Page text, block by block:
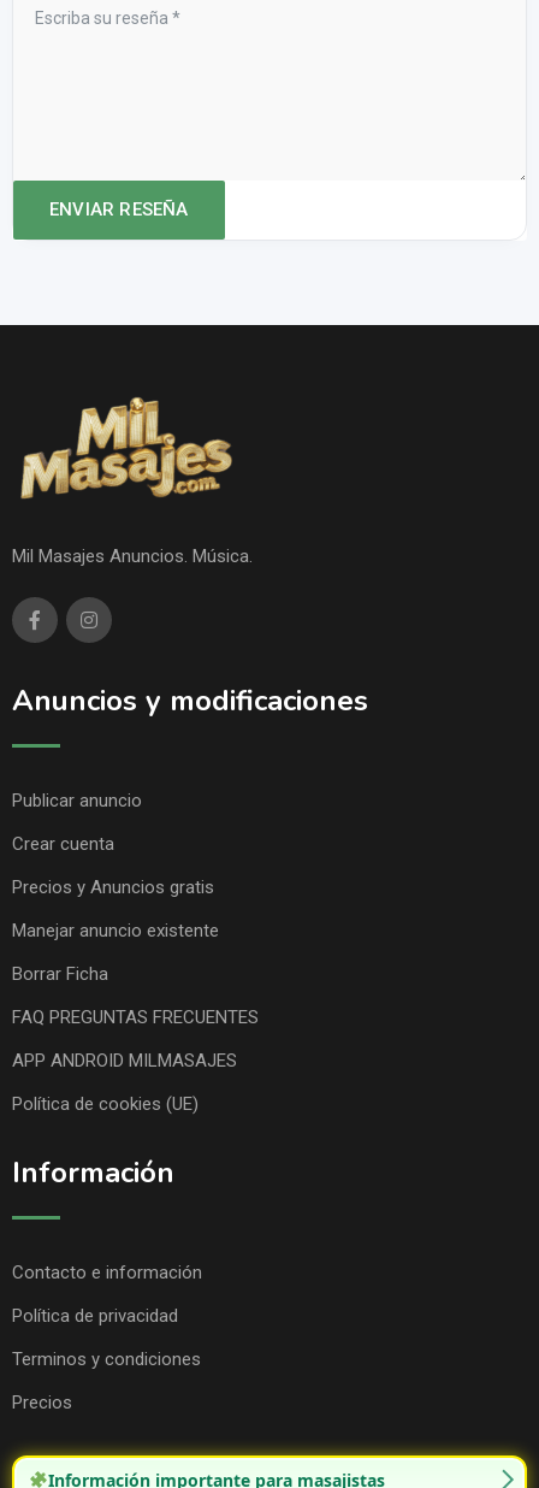
Mil Masajes Anuncios. Música.
Anuncios y modificaciones
Publicar anuncio
Crear cuenta
Precios y Anuncios gratis
Manejar anuncio existente
Borrar Ficha
FAQ PREGUNTAS FRECUENTES
APP ANDROID MILMASAJES
Política de cookies (UE)
Información
Contacto e información
Política de privacidad
Terminos y condiciones
Precios
Información importante para masajistas